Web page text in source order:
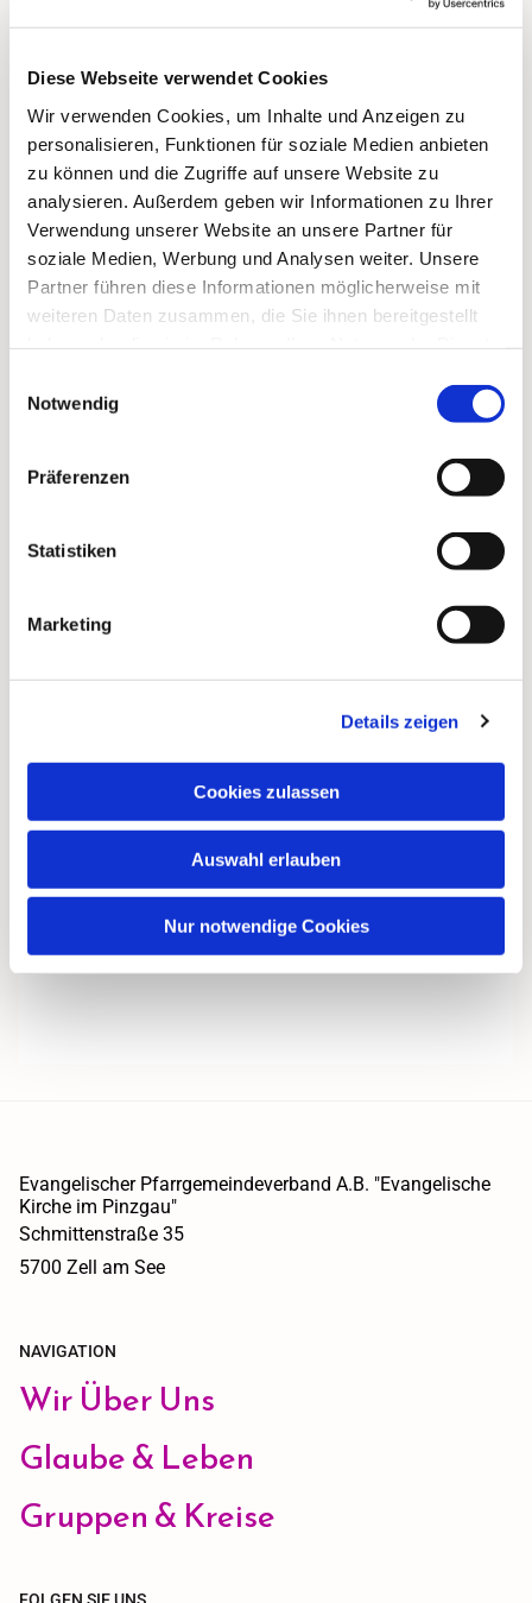
Diese Webseite verwendet Cookies
Wir verwenden Cookies, um Inhalte und Anzeigen zu
personalisieren, Funktionen für soziale Medien anbieten
zu können und die Zugriffe auf unsere Website zu
analysieren. Außerdem geben wir Informationen zu Ihrer
Verwendung unserer Website an unsere Partner für
soziale Medien, Werbung und Analysen weiter. Unsere
Partner führen diese Informationen möglicherweise mit
weiteren Daten zusammen, die Sie ihnen bereitgestellt
Notwendig
Präferenzen
Statistiken
Marketing
Details zeigen
Cookies zulassen
Auswahl erlauben
Nur notwendige Cookies
Dies könnte Sie auch
Evangelischer Pfarrgemeindeverband A.B. "Evangelische
Kirche im Pinzgau"
Schmittenstraße 35
5700 Zell am See
NAVIGATION
Wir Über Uns
Glaube & Leben
Gruppen & Kreise
FOLGEN SIE UNS